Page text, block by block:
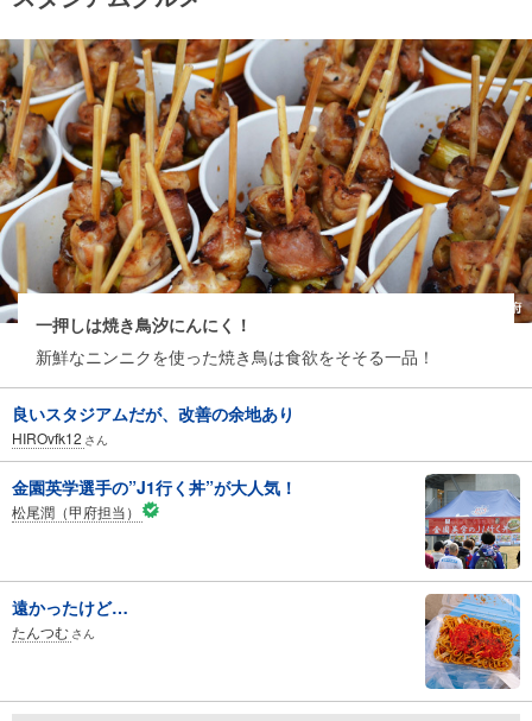
一押しは焼き鳥汐にんにく！
新鮮なニンニクを使った焼き鳥は食欲をそそる一品！
良いスタジアムだが、改善の余地あり
HIROvfk12 さん
金園英学選手の”J1行く丼”が大人気！
松尾潤（甲府担当）
遠かったけど…
たんつむ さん